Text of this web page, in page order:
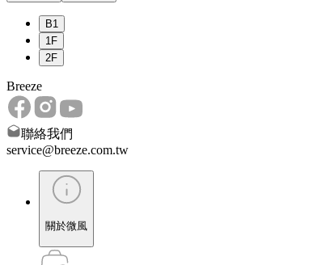
B1
1F
2F
Breeze
聯絡我們
service@breeze.com.tw
關於微風